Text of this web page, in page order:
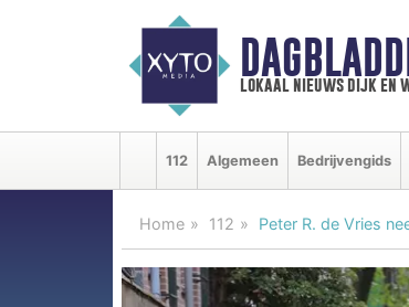
lokaal nieuws dijk en
112 Algemeen Bedrijvengids
Home 112 Peter R. de Vries